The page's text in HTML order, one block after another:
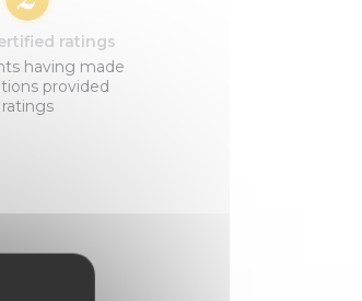
ratings
having made
provided
ratings